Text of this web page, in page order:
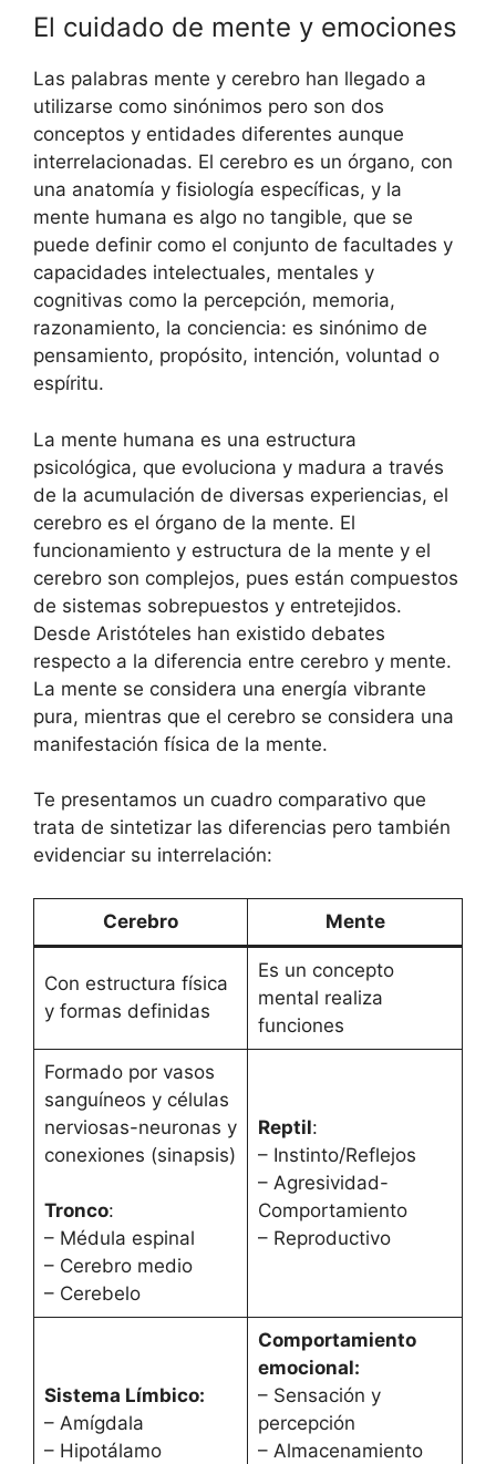
El cuidado de mente y emociones
Las palabras mente y cerebro han llegado a
utilizarse como sinónimos pero son dos
conceptos y entidades diferentes aunque
interrelacionadas. El cerebro es un órgano, con
una anatomía y fisiología específicas, y la
mente humana es algo no tangible, que se
puede definir como el conjunto de facultades y
capacidades intelectuales, mentales y
cognitivas como la percepción, memoria,
razonamiento, la conciencia: es sinónimo de
pensamiento, propósito, intención, voluntad o
espíritu.
La mente humana es una estructura
psicológica, que evoluciona y madura a través
de la acumulación de diversas experiencias, el
cerebro es el órgano de la mente. El
funcionamiento y estructura de la mente y el
cerebro son complejos, pues están compuestos
de sistemas sobrepuestos y entretejidos.
Desde Aristóteles han existido debates
respecto a la diferencia entre cerebro y mente.
La mente se considera una energía vibrante
pura, mientras que el cerebro se considera una
manifestación física de la mente.
Te presentamos un cuadro comparativo que
trata de sintetizar las diferencias pero también
evidenciar su interrelación:
Cerebro Mente
Con estructura física
y formas definidas
Es un concepto
mental realiza
funciones
Formado por vasos
sanguíneos y células
nerviosas-neuronas y
conexiones (sinapsis)
Tronco:
– Médula espinal
– Cerebro medio
– Cerebelo
Reptil:
– Instinto/Reflejos
– Agresividad-
Comportamiento
– Reproductivo
Sistema Límbico:
– Amígdala
– Hipotálamo
Comportamiento
emocional:
– Sensación y
percepción
– Almacenamiento